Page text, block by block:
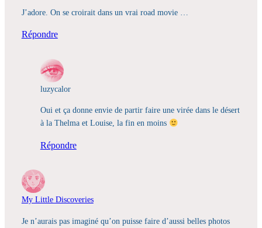
J’adore. On se croirait dans un vrai road movie …
Répondre
luzycalor
Oui et ça donne envie de partir faire une virée dans le désert
à la Thelma et Louise, la fin en moins
Répondre
My Little Discoveries
Je n’aurais pas imaginé qu’on puisse faire d’aussi belles photos